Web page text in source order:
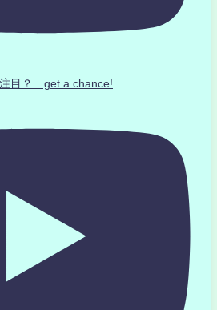
目？ get a chance!